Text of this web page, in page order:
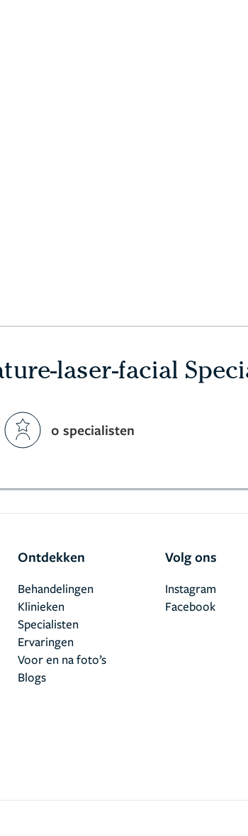
laser-facial
0 specialisten
Ontdekken
Behandelingen
Klinieken
Specialisten
Ervaringen
Voor en na foto’s
Blogs
Volg ons
Facebook
Instagram